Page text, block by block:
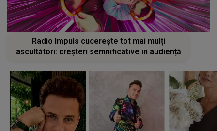
Radio Impuls cucerește tot mai mulți
ascultători: creșteri semnificative în audiență